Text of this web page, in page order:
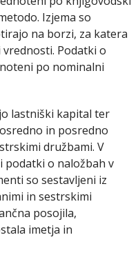
Izjema so
na borzi, za katera
Podatki o
po nominalni
lastniški kapital ter
in posredno
družbami. V
podatki o naložbah v
so sestavljeni iz
in sestrskimi
posojila,
imetja in